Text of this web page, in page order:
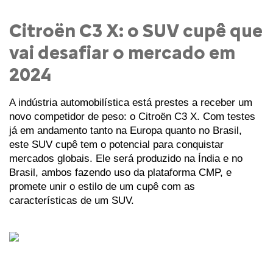
Citroën C3 X: o SUV cupê que
vai desafiar o mercado em
2024
A indústria automobilística está prestes a receber um
novo competidor de peso: o Citroën C3 X. Com testes
já em andamento tanto na Europa quanto no Brasil,
este SUV cupê tem o potencial para conquistar
mercados globais. Ele será produzido na Índia e no
Brasil, ambos fazendo uso da plataforma CMP, e
promete unir o estilo de um cupê com as
características de um SUV.